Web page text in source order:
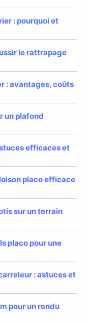
: pourquoi et
le rattrapage
: avantages, coûts
un plafond
efficaces et
placo efficace
sur un terrain
placo pour une
: astuces et
pour un rendu